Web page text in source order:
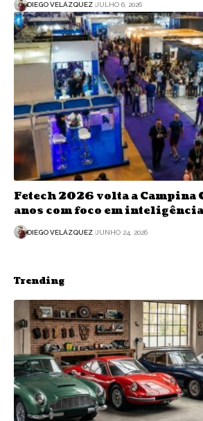
DIEGO VELÁZQUEZ JULHO 6, 2026
Fetech 2026 volta a Campina
anos com foco em
DIEGO VELÁZQUEZ JUNHO 24, 2026
Trending